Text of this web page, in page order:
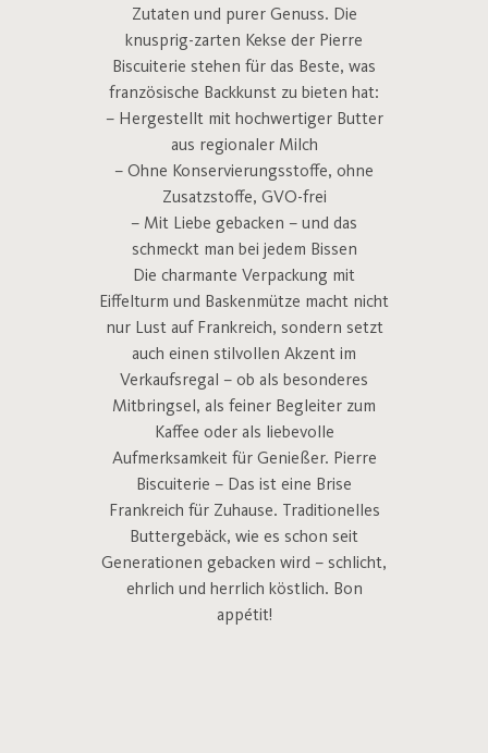
Zutaten und purer Genuss. Die
knusprig-zarten Kekse der Pierre
Biscuiterie stehen für das Beste, was
französische Backkunst zu bieten hat:
– Hergestellt mit hochwertiger Butter
aus regionaler Milch
– Ohne Konservierungsstoffe, ohne
Zusatzstoffe, GVO-frei
– Mit Liebe gebacken – und das
schmeckt man bei jedem Bissen
Die charmante Verpackung mit
Eiffelturm und Baskenmütze macht nicht
nur Lust auf Frankreich, sondern setzt
auch einen stilvollen Akzent im
Verkaufsregal – ob als besonderes
Mitbringsel, als feiner Begleiter zum
Kaffee oder als liebevolle
Aufmerksamkeit für Genießer. Pierre
Biscuiterie – Das ist eine Brise
Frankreich für Zuhause. Traditionelles
Buttergebäck, wie es schon seit
Generationen gebacken wird – schlicht,
ehrlich und herrlich köstlich. Bon
appétit!